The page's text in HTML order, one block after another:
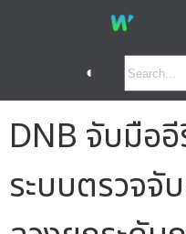
◐
DNB จับมือ
ระบบตรวจจั